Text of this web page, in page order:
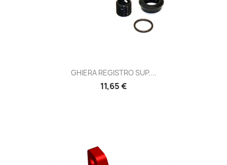
GHIERA REGISTRO SUP....
Prezzo
11,65 €